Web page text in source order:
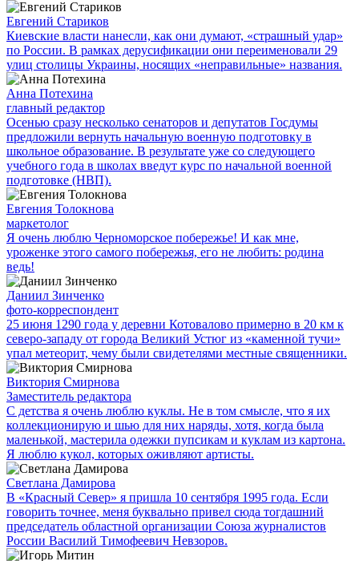
Евгений Стариков
Киевские власти нанесли, как они думают, «страшный удар»
по России. В рамках дерусификации они переименовали 29
улиц столицы Украины, носящих «неправильные» названия.
Анна Потехина
главный редактор
Осенью сразу несколько сенаторов и депутатов Госдумы
предложили вернуть начальную военную подготовку в
школьное образование. В результате уже со следующего
учебного года в школах введут курс по начальной военной
подготовке (НВП).
Евгения Толокнова
маркетолог
Я очень люблю Черноморское побережье! И как мне,
уроженке этого самого побережья, его не любить: родина
ведь!
Даниил Зинченко
фото-корреспондент
25 июня 1290 года у деревни Котовалово примерно в 20 км к
северо-западу от города Великий Устюг из «каменной тучи»
упал метеорит, чему были свидетелями местные священники.
Виктория Смирнова
Заместитель редактора
С детства я очень люблю куклы. Не в том смысле, что я их
коллекционирую и шью для них наряды, хотя, когда была
маленькой, мастерила одежки пупсикам и куклам из картона.
Я люблю кукол, которых оживляют артисты.
Светлана Дамирова
В «Красный Север» я пришла 10 сентября 1995 года. Если
говорить точнее, меня буквально привел сюда тогдашний
председатель областной организации Союза журналистов
России Василий Тимофеевич Невзоров.